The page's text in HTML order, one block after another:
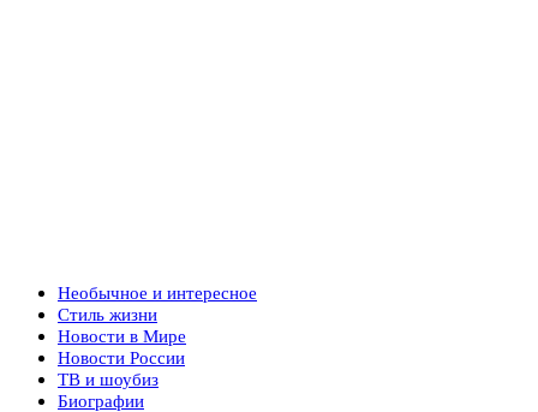
Необычное и интересное
Стиль жизни
Новости в Мире
Новости России
ТВ и шоубиз
Биографии